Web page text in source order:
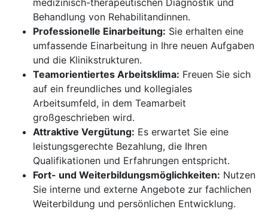
medizinisch-therapeutischen Diagnostik und
Behandlung von Rehabilitandinnen.
Professionelle Einarbeitung: Sie erhalten eine
umfassende Einarbeitung in Ihre neuen Aufgaben
und die Klinikstrukturen.
Teamorientiertes Arbeitsklima: Freuen Sie sich
auf ein freundliches und kollegiales
Arbeitsumfeld, in dem Teamarbeit
großgeschrieben wird.
Attraktive Vergütung: Es erwartet Sie eine
leistungsgerechte Bezahlung, die Ihren
Qualifikationen und Erfahrungen entspricht.
Fort- und Weiterbildungsmöglichkeiten: Nutzen
Sie interne und externe Angebote zur fachlichen
Weiterbildung und persönlichen Entwicklung.